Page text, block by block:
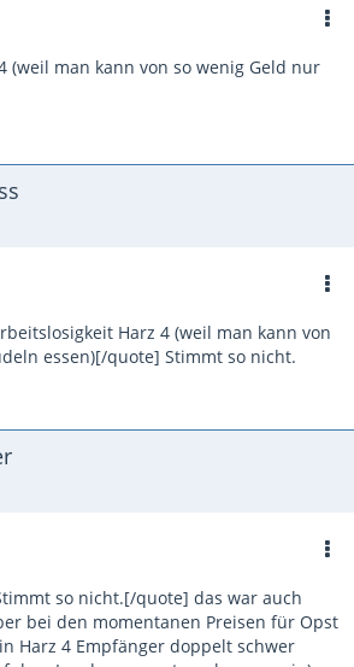
(weil man kann von so wenig Geld nur
Harz 4 (weil man kann von
essen)[/quote] Stimmt so nicht.
so nicht.[/quote] das war auch
bei den momentanen Preisen für Opst
Harz 4 Empfänger doppelt schwer